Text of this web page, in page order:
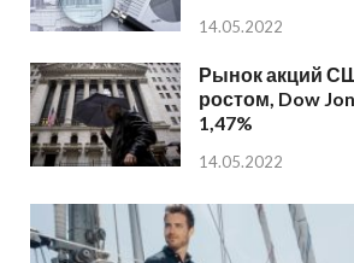
14.05.2022
Рынок акций
ростом, Dow
1,47%
14.05.2022